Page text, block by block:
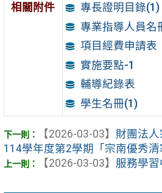
相關附件
專長證明目錄(1)
專業指導人員名
項目經費申請表
實施要點-1
輔導紀錄表
學生名冊(1)
【2026-03-03】 財團法
114學年度第2學期「宗南優秀清
【2026-03-03】 服務學